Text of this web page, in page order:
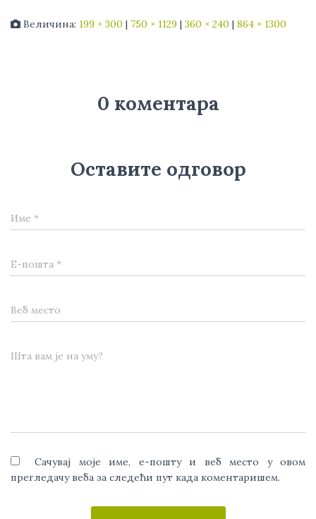
Величина: 199 × 300 | 750 × 1129 | 360 × 240 | 864 × 1300
0 коментара
Оставите одговор
Име *
Е-пошта *
Веб место
Шта вам је на уму?
Сачувај моје име, е-пошту и веб место у овом
прегледачу веба за следећи пут када коментаришем.